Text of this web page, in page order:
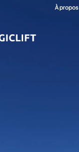
À propos